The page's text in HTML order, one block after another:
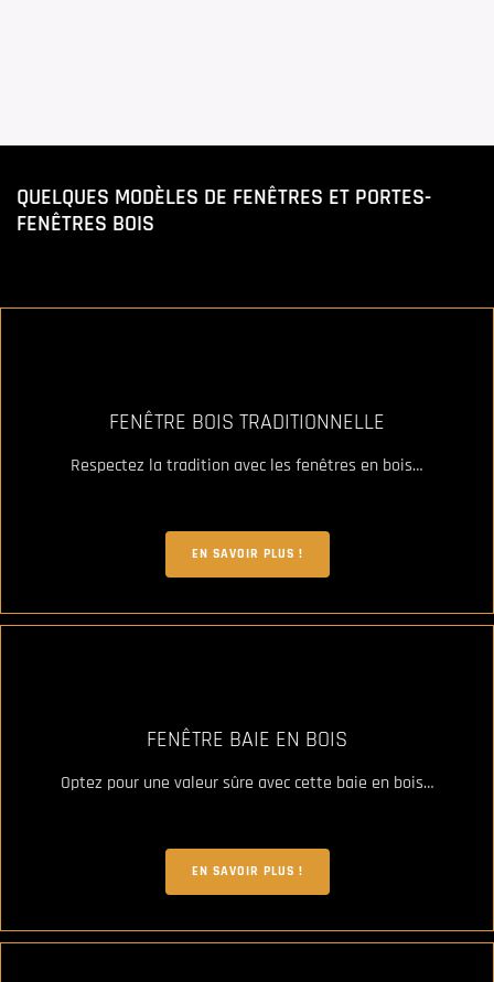
QUELQUES MODÈLES DE FENÊTRES ET PORTES-
FENÊTRES BOIS
FENÊTRE BOIS TRADITIONNELLE
Respectez la tradition avec les fenêtres en bois…
EN SAVOIR PLUS !
FENÊTRE BAIE EN BOIS
Optez pour une valeur sûre avec cette baie en bois…
EN SAVOIR PLUS !